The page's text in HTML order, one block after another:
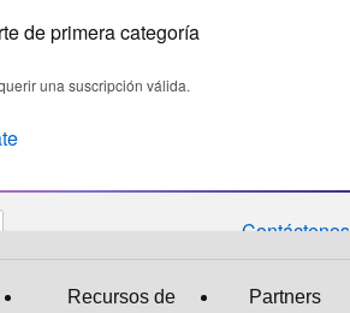
de primera categoría
una suscripción válida.
Contáctenos
Recursos de
Partners